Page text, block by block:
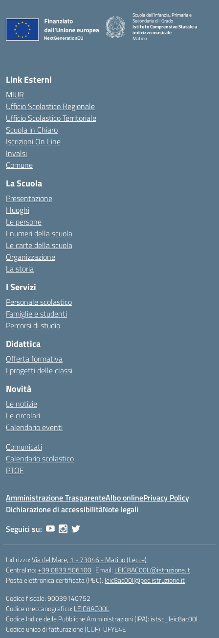
Scuola dell'Infanzia, Primaria e
Secondaria di I Grado
Istituto Comprensivo Statale a
indirizzo musicale
Matino
Link Esterni
MIUR
Ufficio Scolastico Regionale
Ufficio Scolastico Territoriale
Scuola in Chiaro
Iscrizioni On Line
Invalsi
Comune
La Scuola
Presentazione
I luoghi
Le persone
I numeri della scuola
Le carte della scuola
Organizzazione
La storia
I Servizi
Personale scolastico
Famiglie e studenti
Percorsi di studio
Didattica
Offerta formativa
I progetti delle classi
Novità
Le notizie
Le circolari
Calendario eventi
Comunicati
Calendario scolastico
PTOF
Amministrazione TrasparenteAlbo onlinePrivacy Policy
Dichiarazione di accessibilitàNote legali
Seguici su:
Indirizzo:Via del Mare, 1 - 73046 - Matino (Lecce)
Centralino:+39.0833.506100 Email: LEIC8AC00L@istruzione.it
Posta elettronica certificata (PEC): leic8ac00l@pec.istruzione.it
Codice fiscale: 90039140752
Codice meccanografico: LEIC8AC00L
Codice Indice delle Pubbliche Amministrazioni (IPA): istsc_leic8ac00l
Codice unico di fatturazione (CUF): UFYE4E